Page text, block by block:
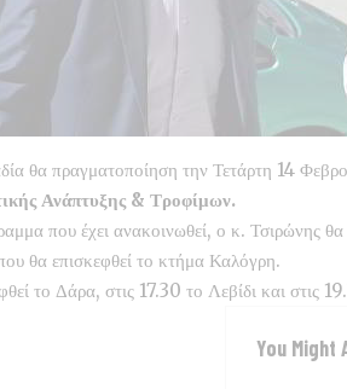
θα πραγματοποίηση την Τετάρτη 14
Ανάπτυξης & Τροφίμων.
που έχει ανακοινωθεί, ο κ. Τσιρώνης θα
θα επισκεφθεί το κτήμα Καλόγρη.
το Δάρα, στις 17.30 το Λεβίδι και στις
You Might